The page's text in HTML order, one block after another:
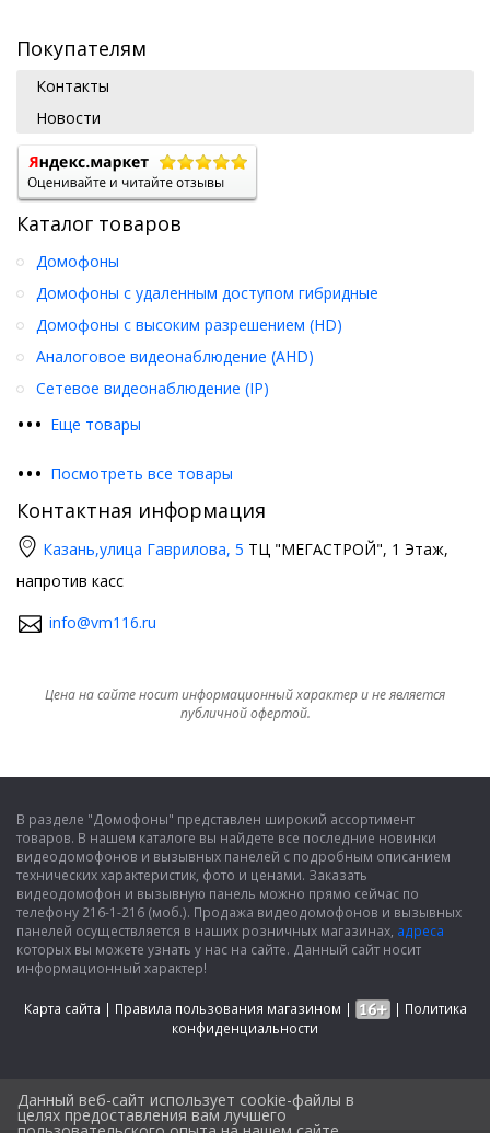
Покупателям
Контакты
Новости
Каталог товаров
••• Еще товары
Домофоны
Домофоны с удаленным доступом гибридные
Домофоны с высоким разрешением (HD)
Аналоговое видеонаблюдение (AHD)
Сетевое видеонаблюдение (IP)
••• Посмотреть все товары
Контактная информация
Казань,улица Гаврилова, 5 ТЦ "МЕГАСТРОЙ", 1 Этаж,
напротив касс
info@vm116.ru
Цена на сайте носит информационный характер и не является
публичной офертой.
В разделе "Домофоны" представлен широкий ассортимент
товаров. В нашем каталоге вы найдете все последние новинки
видеодомофонов и вызывных панелей с подробным описанием
технических характеристик, фото и ценами. Заказать
видеодомофон и вызывную панель можно прямо сейчас по
телефону 216-1-216 (моб.). Продажа видеодомофонов и вызывных
панелей осуществляется в наших розничных магазинах, адреса
которых вы можете узнать у нас на сайте. Данный сайт носит
информационный характер!
Карта сайта | Правила пользования магазином | | Политика
конфиденциальности
Данный веб-сайт использует cookie-файлы в
целях предоставления вам лучшего